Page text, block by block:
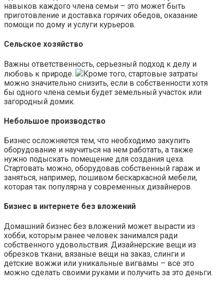
навыков каждого члена семьи – это может быть
приготовление и доставка горячих обедов, оказание
помощи по дому и услуги курьеров.
Сельское хозяйство
Важны ответственность, серьезный подход к делу и
любовь к природе.
Кроме того, стартовые затраты
можно значительно снизить, если в собственности хотя
бы одного члена семьи будет земельный участок или
загородный домик.
Небольшое производство
Бизнес осложняется тем, что необходимо закупить
оборудование и научиться на нем работать, а также
нужно подыскать помещение для создания цеха.
Стартовать можно, оборудовав собственный гараж и
заняться, например, пошивом бескаркасной мебели,
которая так популярна у современных дизайнеров.
Бизнес в интернете без вложений
Домашний бизнес без вложений может вырасти из
хобби, которым ранее человек занимался ради
собственного удовольствия. Дизайнерские вещи из
обрезков ткани, вязаные вещи на заказ, слинги и
детские вожжи или уникальные вигвамы – все это
можно сделать своими руками и получить за это деньги.